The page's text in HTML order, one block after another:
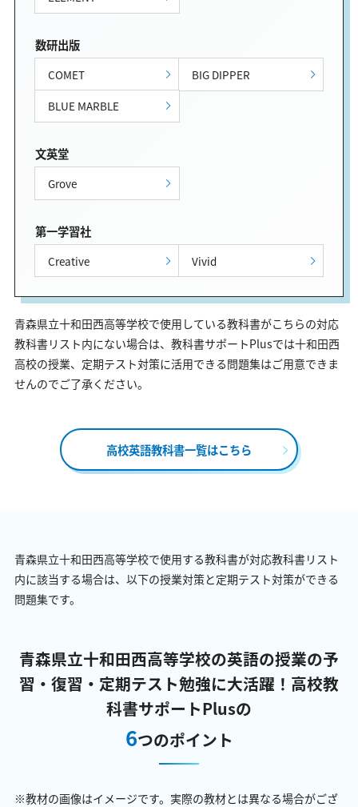
数研出版
COMET
BIG DIPPER
BLUE MARBLE
文英堂
Grove
第一学習社
Creative Vivid
青森県立十和田西高等学校で使用している教科書がこちらの対応
教科書リスト内にない場合は、教科書サポートPlusでは十和田西
高校の授業、定期テスト対策に活用できる問題集はご用意できま
せんのでご了承ください。
高校英語教科書一覧はこちら
青森県立十和田西高等学校で使用する教科書が対応教科書リスト
内に該当する場合は、以下の授業対策と定期テスト対策ができる
問題集です。
青森県立十和田西高等学校の英語の授業の予
習・復習・定期テスト勉強に大活躍！ 高校教
科書サポートPlusの
6つのポイント
※教材の画像はイメージです。実際の教材とは異なる場合がござ